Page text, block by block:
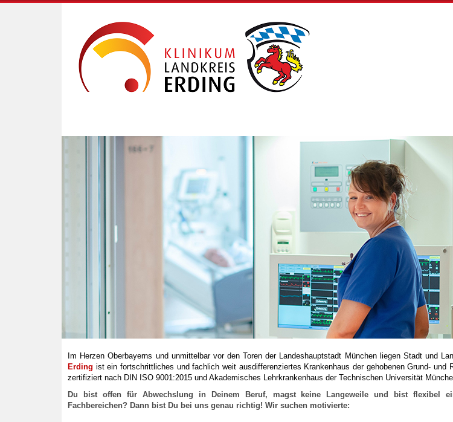
Im Herzen Oberbayerns und unmittelbar vor den Toren der Landeshauptstadt München liegen Stadt und
Erding ist ein fortschrittliches und fachlich weit ausdifferenziertes Krankenhaus der gehobenen Grund- und
zertifiziert nach DIN ISO 9001:2015 und Akademisches Lehrkrankenhaus der Technischen Universität
Du bist offen für Abwechslung in Deinem Beruf, magst keine Langeweile und bist flexibel
Fachbereichen? Dann bist Du bei uns genau richtig! Wir suchen motivierte: